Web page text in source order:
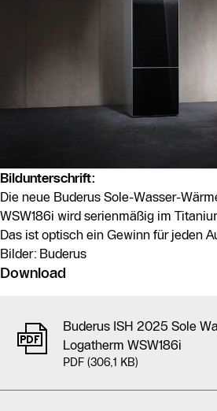
Bildunterschrift:
Die neue Buderus Sole-Wasser-
WSW186i wird serienmäßig im
Das ist optisch ein Gewinn für jeden
Bilder: Buderus
Download
Buderus ISH 2025 Sole
Logatherm WSW186i
PDF (306,1 KB)